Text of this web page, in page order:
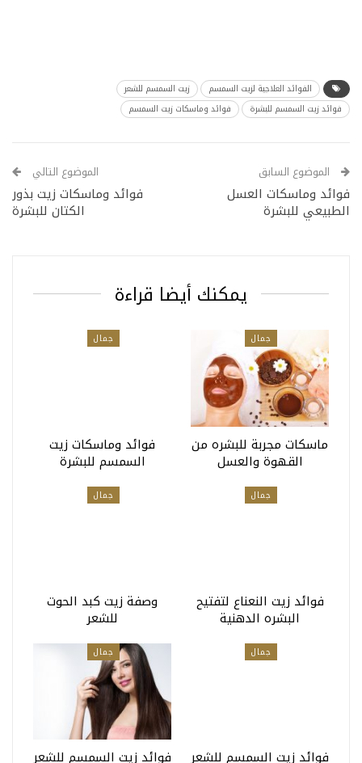
الفوائد العلاجية لزيت السمسم
زيت السمسم للشعر
فوائد زيت السمسم للبشرة
فوائد وماسكات زيت السمسم
الموضوع السابق
فوائد وماسكات العسل
الطبيعي للبشرة
الموضوع التالي
فوائد وماسكات زيت بذور
الكتان للبشرة
يمكنك أيضا قراءة
جمال
ماسكات مجربة للبشره من
القهوة والعسل
جمال
فوائد وماسكات زيت
السمسم للبشرة
جمال
فوائد زيت النعناع لتفتيح
البشره الدهنية
جمال
وصفة زيت كبد الحوت
للشعر
جمال
فوائد زيت السمسم للشعر
جمال
فوائد زيت السمسم للشعر